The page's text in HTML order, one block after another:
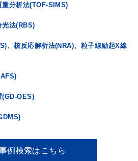
分析法(TOF-SIMS)
光法(RBS)
、核反応解析法(NRA)、粒子線励起X線
(GD-OES)
例検索はこちら